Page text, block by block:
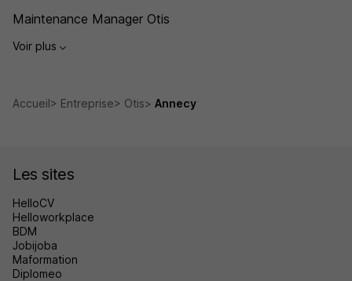
Maintenance Manager Otis
Voir plus
Accueil Entreprise Otis Annecy
Les sites
HelloCV
Helloworkplace
BDM
Jobijoba
Maformation
Diplomeo